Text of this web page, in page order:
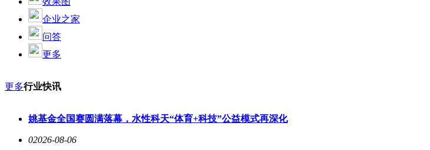
企业之家
问答
更多
更多行业快讯
姚基金全国赛圆满落幕，水性科天“体育+科技”公益模式再深化
02026-08-06